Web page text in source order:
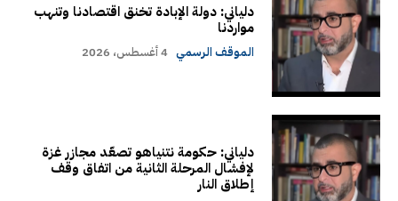
دلياني: دولة الإبادة تخنق اقتصادنا وتنهب
مواردنا
الموقف الرسمي 4 أغسطس، 2026
دلياني: حكومة نتنياهو تصعّد مجازر غزة
لإفشال المرحلة الثانية من اتفاق وقف
إطلاق النار